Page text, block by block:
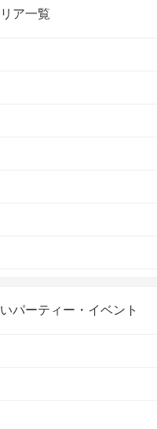
ア一覧
パーティー・イベント